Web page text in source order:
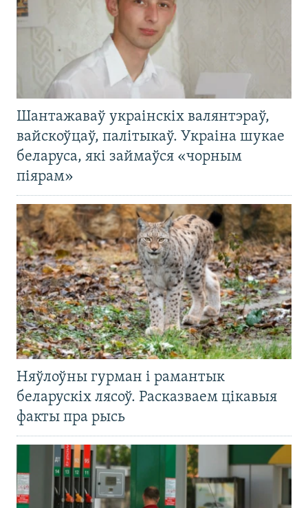
Шантажаваў украінскіх валянтэраў,
вайскоўцаў, палітыкаў. Украіна шукае
беларуса, які займаўся «чорным
піярам»
Няўлоўны гурман і рамантык
беларускіх лясоў. Расказваем цікавыя
факты пра рысь